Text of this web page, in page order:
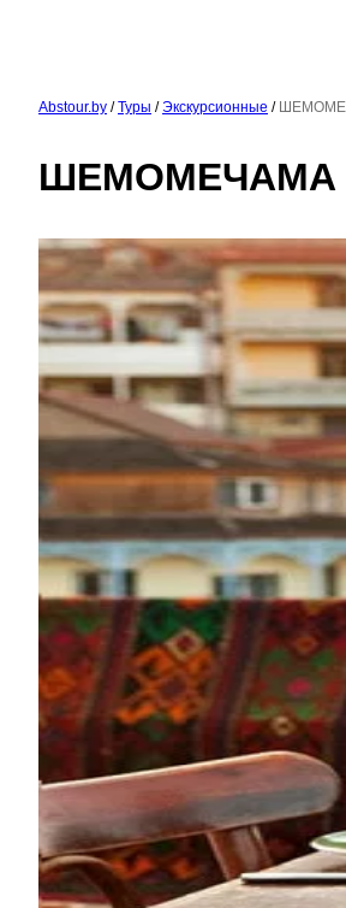
Abstour.by / Туры / Экскурсионные /
ШЕМОМЕЧАМА